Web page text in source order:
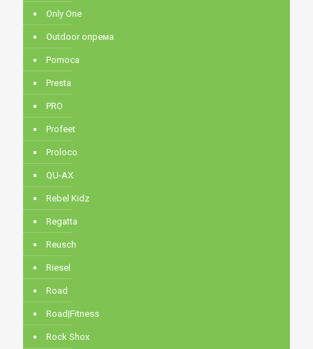
Only One
Outdoor опрема
Pomoca
Presta
PRO
Profeet
Proloco
QU-AX
Rebel Kidz
Regatta
Reusch
Riesel
Road
Road|Fitness
Rock Shox